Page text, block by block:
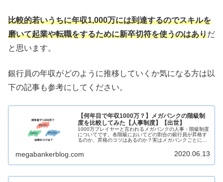
比較的若いうちに年収1,000万には到達するのでスキルを
磨いて起業や転職をするために新卒切符を使うのはありだ
と思います。
銀行員の年収がどのように推移していくか気になる方は以
下の記事も参考にしてください。
【何年目で年収1000万？】メガバンクの階級制
度を比較してみた【人事制度】【出世】
1000万プレイヤーと言われるメガバンクの人事・階級制度
についてです。各階級においてどの割合の銀行員が昇格す
るのか、昇格のコツはあるのか？実はメガバンクごとに大
megabankerblog.com 2020.06.13